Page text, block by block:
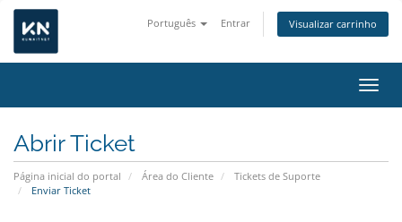
Português Entrar Visualizar carrinho
Abrir Ticket
Página inicial do portal Área do Cliente
Tickets de Suporte
Enviar Ticket